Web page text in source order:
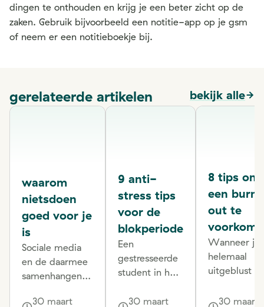
dingen te onthouden en krijg je een beter zicht op de
zaken. Gebruik bijvoorbeeld een notitie-app op je gsm
of neem er een notitieboekje bij.
gerelateerde artikelen bekijk alle
waarom
nietsdoen
goed voor je
is
Sociale media
en de daarmee
samenhangende
verplichtingen
30 maart
9 anti-
stress tips
voor de
blokperiode
Een
gestresseerde
student in huis
nakende
30 maart
8 tips om
een burn-
out te
Wanneer je
helemaal
uitgeblust
voelt,
30 maart